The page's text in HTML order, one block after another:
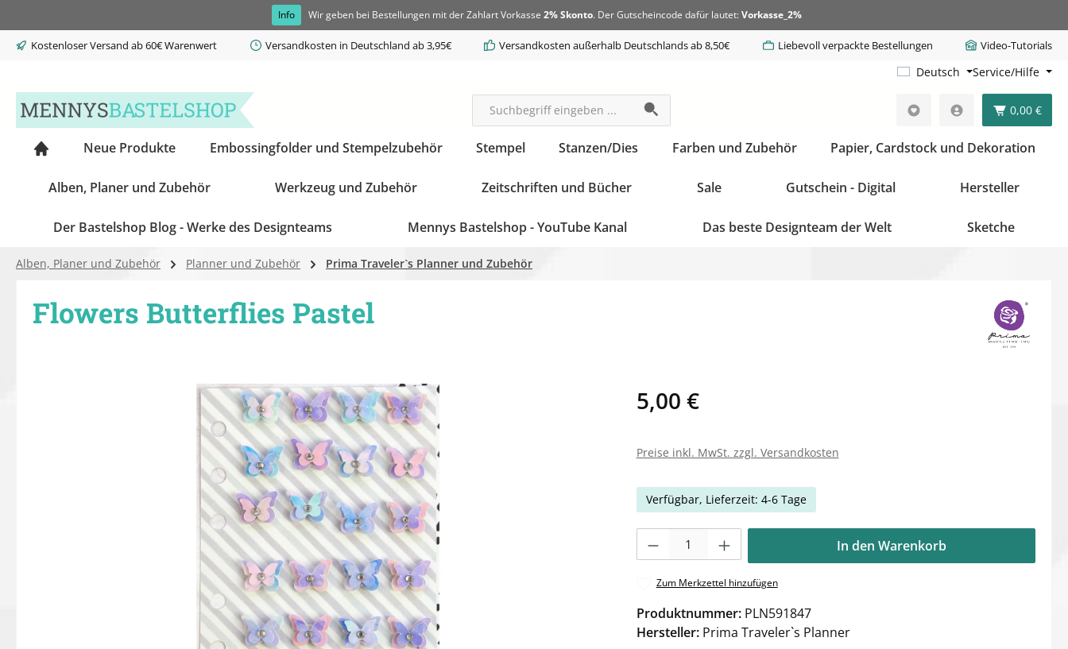
Info Wir geben bei Bestellungen mit der Zahlart Vorkasse 2% Skonto. Der Gutscheincode dafür lautet: Vorkasse_2%
Kostenloser Versand ab 60€ Warenwert Versandkosten in Deutschland ab 3,95€ Versandkosten außerhalb Deutschlands ab 8,50€ Liebevoll verpackte Bestellungen Video-Tutorials
Deutsch Service/Hilfe
0,00 €
Neue Produkte Embossingfolder und Stempelzubehör Stempel Stanzen/Dies Farben und Zubehör Papier, Cardstock und Dekoration
Alben, Planer und Zubehör Werkzeug und Zubehör Zeitschriften und Bücher Sale Gutschein - Digital Hersteller
Der Bastelshop Blog - Werke des Designteams Mennys Bastelshop - YouTube Kanal Das beste Designteam der Welt Sketche
Alben, Planer und Zubehör Planner und Zubehör Prima Traveler`s Planner und Zubehör
Flowers Butterflies Pastel
5,00 €
Preise inkl. MwSt. zzgl. Versandkosten
Verfügbar, Lieferzeit: 4-6 Tage
In den Warenkorb
Zum Merkzettel hinzufügen
Produktnummer: PLN591847
Hersteller: Prima Traveler`s Planner